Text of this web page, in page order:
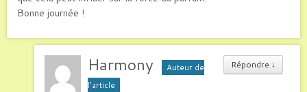
Bonne journée !
Répondre ↓
Harmony
Auteur de
l’article